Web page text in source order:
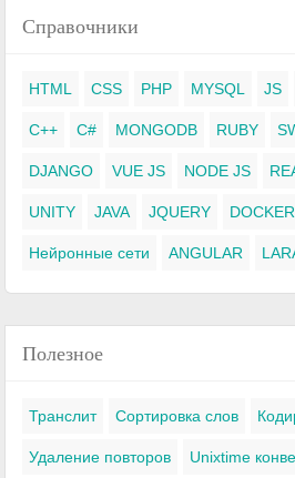
Справочники
HTML CSS PHP MYSQL JS
C++ C# MONGODB RUBY
DJANGO VUE JS NODE JS
UNITY JAVA JQUERY DOCKER
Нейронные сети ANGULAR
Полезное
Транслит Сортировка слов
Удаление повторов Unixtime